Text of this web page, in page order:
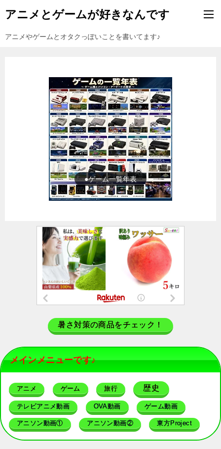
アニメとゲームが好きなんです
アニメやゲームとオタクっぽいことを書いてます♪
●ゲーム一覧年表
暑さ対策の商品をチェック！
メインメニューです♪
アニメ ゲーム 旅行 歴史
テレビアニメ動画 OVA動画 ゲーム動画
アニソン動画① アニソン動画② 東方Project